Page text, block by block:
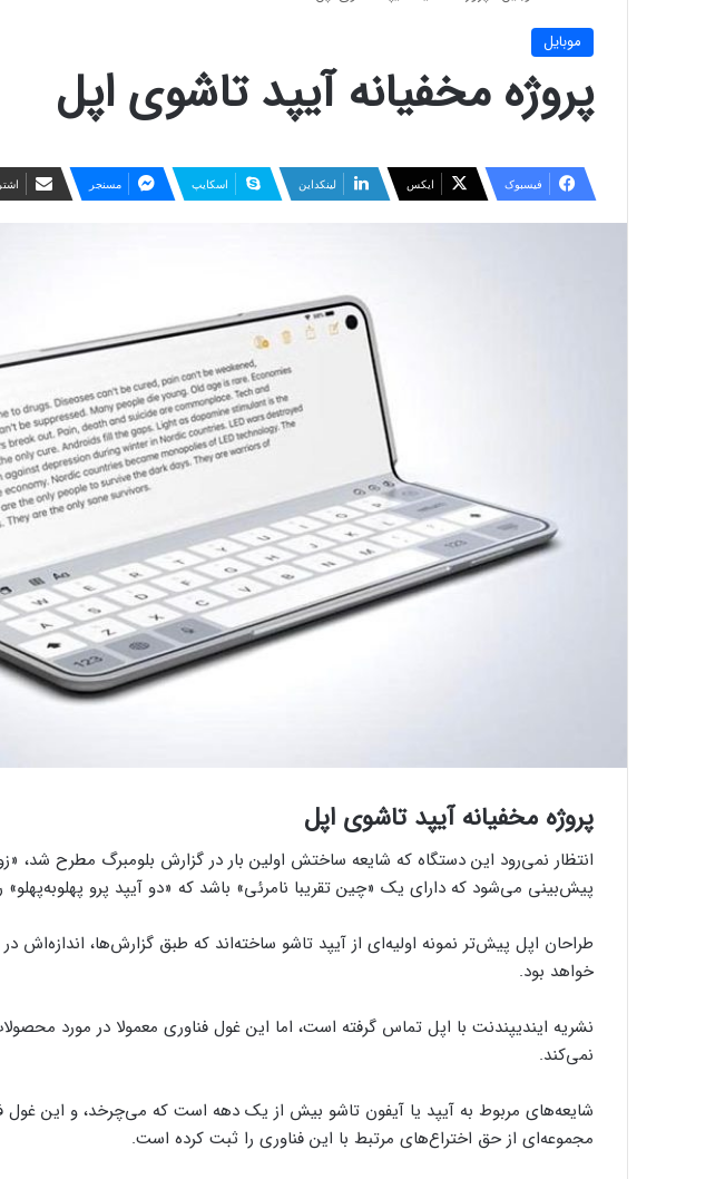
موبایل
پروژه مخفیانه آیپد تاشوی اپل
فیسبوک ایکس لینکداین اسکایپ مسنجر
پروژه مخفیانه آیپد تاشوی اپل
پیش‌بینی می‌شود که دارای یک «چین تقریبا نامرئی» باشد که «دو آیپد پرو
خواهد بود.
نشریه ایندیپندنت با اپل تماس گرفته است، اما این غول فناوری معمولا در مورد
نمی‌کند.
مجموعه‌ای از حق اختراع‌های مرتبط با این فناوری را ثبت کرده است.